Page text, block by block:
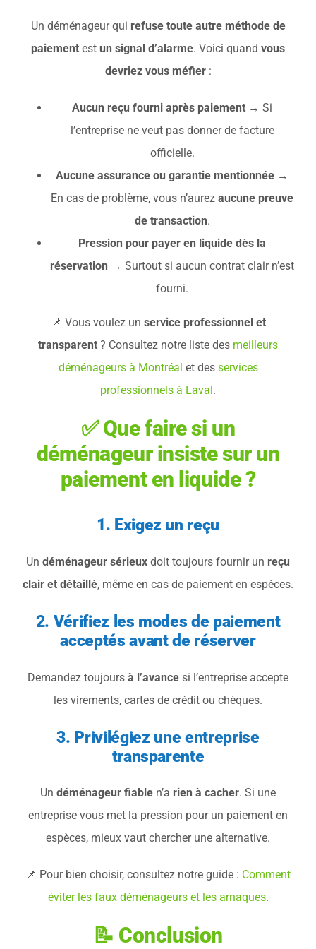
Un déménageur qui refuse toute autre méthode de
paiement est un signal d’alarme. Voici quand vous
devriez vous méfier:
Aucun reçu fourni après paiement → Si
l’entreprise ne veut pas donner de facture
officielle.
Aucune assurance ou garantie mentionnée →
En cas de problème, vous n’aurez aucune preuve
de transaction.
Pression pour payer en liquide dès la
réservation → Surtout si aucun contrat clair n’est
fourni.
📌 Vous voulez un service professionnel et
transparent ? Consultez notre liste des meilleurs
déménageurs à Montréal et des services
professionnels à Laval.
✅ Que faire si un
déménageur insiste sur un
paiement en liquide ?
1. Exigez un reçu
Un déménageur sérieux doit toujours fournir un reçu
clair et détaillé, même en cas de paiement en espèces.
2. Vérifiez les modes de paiement
acceptés avant de réserver
Demandez toujours à l’avance si l’entreprise accepte
les virements, cartes de crédit ou chèques.
3. Privilégiez une entreprise
transparente
Un déménageur fiable n’a rien à cacher. Si une
entreprise vous met la pression pour un paiement en
espèces, mieux vaut chercher une alternative.
📌 Pour bien choisir, consultez notre guide : Comment
éviter les faux déménageurs et les arnaques.
📝 Conclusion